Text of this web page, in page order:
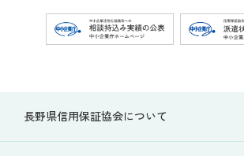
長野県信用保証協会について